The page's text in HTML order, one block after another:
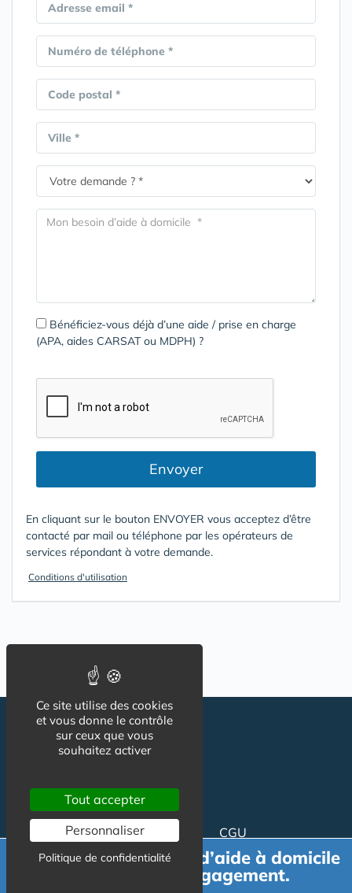
Adresse email *
Numéro de téléphone *
Code postal *
Ville *
Bénéficiez-vous déjà d’une aide / prise en charge
(APA, aides CARSAT ou MDPH) ?
Envoyer
En cliquant sur le bouton ENVOYER vous acceptez d’être
contacté par mail ou téléphone par les opérateurs de
services répondant à votre demande.
Conditions d'utilisation
Suivez-nous
CGU
Mentions légales
Charte
Demande de devis d’aide à domicile
gratuit et sans engagement.
Ce site utilise des cookies
et vous donne le contrôle
sur ceux que vous
souhaitez activer
Tout accepter
Personnaliser
Politique de confidentialité